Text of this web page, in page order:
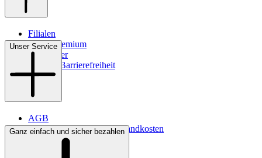
Filialen
WMS-Premium
Newsletter
Digitale Barrierefreiheit
Unser Service
AGB
Lieferbedingungen & Versandkosten
Bezahlung
Ganz einfach und sicher bezahlen